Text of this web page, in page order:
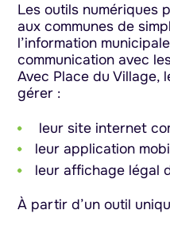
Les outils numériques
aux communes de
l’information
communication avec
Avec Place du Village,
gérer :
leur site internet
leur application
leur affichage légal
À partir d’un outil